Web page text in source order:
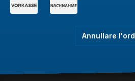
Annullare